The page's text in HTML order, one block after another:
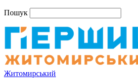
Пошук
Житомирський